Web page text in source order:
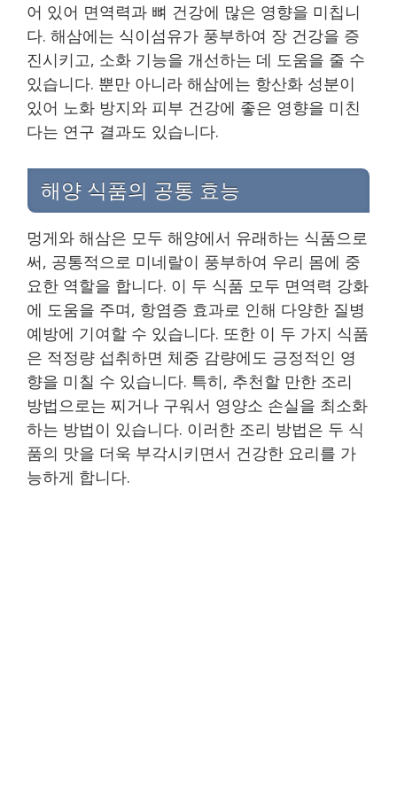
어 있어 면역력과 뼈 건강에 많은 영향을 미칩니
다. 해삼에는 식이섬유가 풍부하여 장 건강을 증
진시키고, 소화 기능을 개선하는 데 도움을 줄 수
있습니다. 뿐만 아니라 해삼에는 항산화 성분이
있어 노화 방지와 피부 건강에 좋은 영향을 미친
다는 연구 결과도 있습니다.
해양 식품의 공통 효능
멍게와 해삼은 모두 해양에서 유래하는 식품으로
써, 공통적으로 미네랄이 풍부하여 우리 몸에 중
요한 역할을 합니다. 이 두 식품 모두 면역력 강화
에 도움을 주며, 항염증 효과로 인해 다양한 질병
예방에 기여할 수 있습니다. 또한 이 두 가지 식품
은 적정량 섭취하면 체중 감량에도 긍정적인 영
향을 미칠 수 있습니다. 특히, 추천할 만한 조리
방법으로는 찌거나 구워서 영양소 손실을 최소화
하는 방법이 있습니다. 이러한 조리 방법은 두 식
품의 맛을 더욱 부각시키면서 건강한 요리를 가
능하게 합니다.